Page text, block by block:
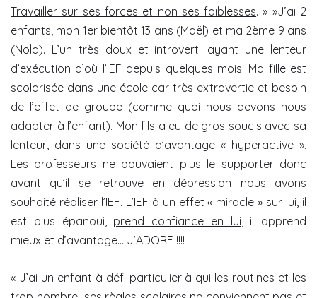
Travailler sur ses forces et non ses faiblesses. » »J’ai 2
enfants, mon 1er bientôt 13 ans (Maël) et ma 2ème 9 ans
(Nola). L’un très doux et introverti ayant une lenteur
d’exécution d’où l’IEF depuis quelques mois. Ma fille est
scolarisée dans une école car très extravertie et besoin
de l’effet de groupe (comme quoi nous devons nous
adapter à l’enfant). Mon fils a eu de gros soucis avec sa
lenteur, dans une société d’avantage « hyperactive ».
Les professeurs ne pouvaient plus le supporter donc
avant qu’il se retrouve en dépression nous avons
souhaité réaliser l’IEF. L’IEF à un effet « miracle » sur lui, il
est plus épanoui, prend confiance en lui , il apprend
mieux et d’avantage… J’ADORE !!!!
« J’ai un enfant à défi particulier à qui les routines et les